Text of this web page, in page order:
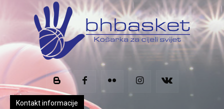
Kontakt informacije